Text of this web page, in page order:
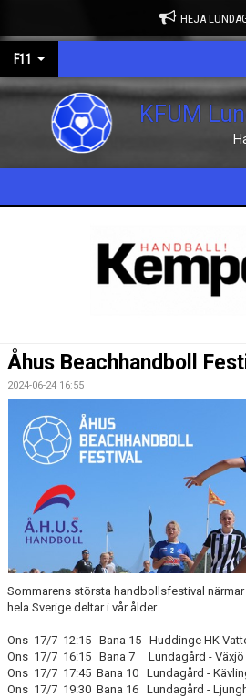
HEJA
F11
KFUM
TRUPPEN
BILDGALLERI
KONTAKT
Åhus Beachhandboll
2024-06-24 16:55
Sommarens största handbollsfestival
hela Sverige deltar i vår ålder
Ons 17/7 12:15 Bana 15 Huddinge HK
Ons 17/7 16:15 Bana 7 Lundagård - Växjö
Ons 17/7 17:45 Bana 10 Lundagård -
Ons 17/7 19:30 Bana 16 Lundagård -